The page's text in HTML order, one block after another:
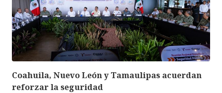
Coahuila, Nuevo León y Tamaulipas acuerdan
reforzar la seguridad